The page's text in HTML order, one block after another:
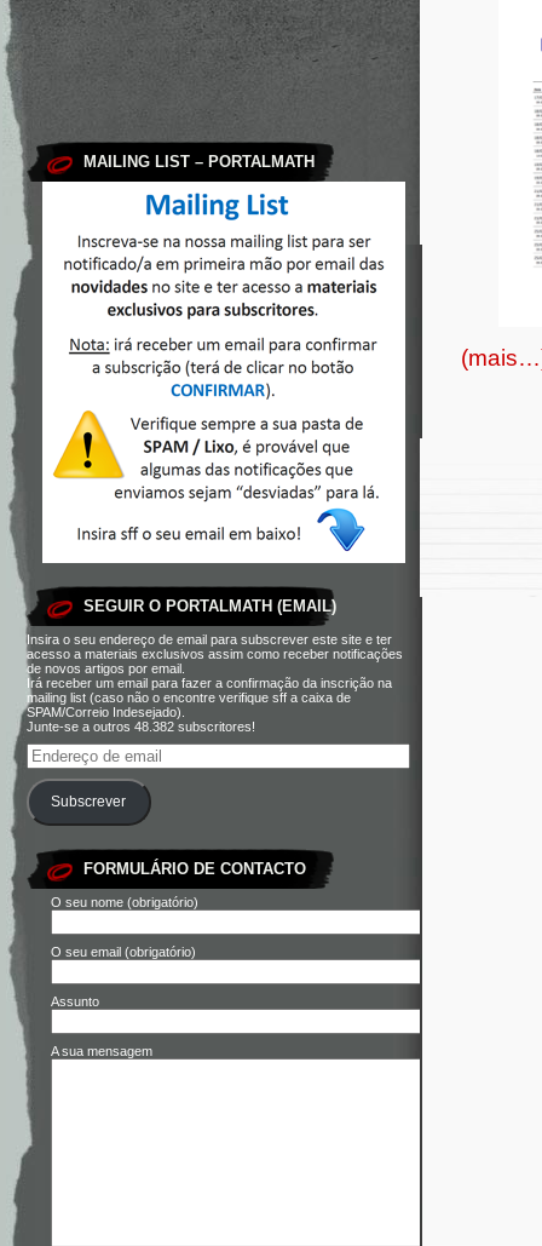
MAILING LIST – PORTALMATH
SEGUIR O PORTALMATH (EMAIL)
Insira o seu endereço de email para subscrever este site e ter
acesso a materiais exclusivos assim como receber notificações
de novos artigos por email.
Irá receber um email para fazer a confirmação da inscrição na
mailing list (caso não o encontre verifique sff a caixa de
SPAM/Correio Indesejado).
Junte-se a outros 48.382 subscritores!
Subscrever
FORMULÁRIO DE CONTACTO
O seu nome (obrigatório)
O seu email (obrigatório)
Assunto
A sua mensagem